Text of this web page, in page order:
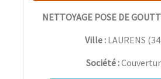
NETTOYAGE POSE DE
Ville : LAURENS (
Société :